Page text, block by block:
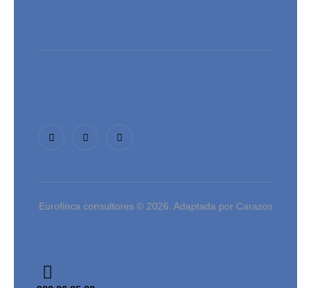
Eurofinca consultores © 2026. Adaptada por Carazos